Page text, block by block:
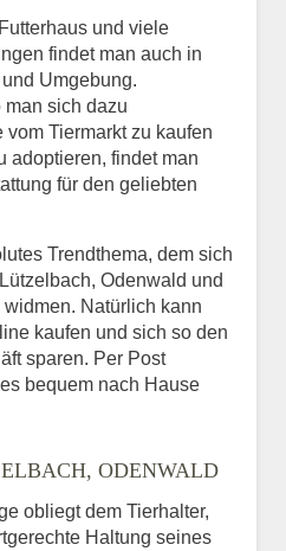
und viele
findet man auch in
Umgebung.
sich dazu
Tiermarkt zu kaufen
adoptieren, findet man
für den geliebten
Trendthema, dem sich
Odenwald und
Natürlich kann
kaufen und sich so den
sparen. Per Post
bequem nach Hause
ODENWALD
obliegt dem Tierhalter,
Haltung seines